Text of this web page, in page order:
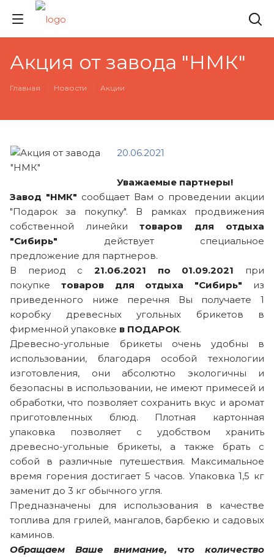
Акция от завода "НМК"
Главная Новости Акции
20.06.2021
Уважаемые партнеры!
Завод "НМК" сообщает Вам о проведении акции
"Подарок за покупку". В рамках продвижения
собственной линейки товаров для отдыха
"Сибирь" действует специальное
предложение для партнеров.
В период с 21.06.2021 по 01.09.2021 при
покупке товаров для отдыха "Сибирь" из
приведенного ниже перечня Вы получаете 1
коробку древесных угольных брикетов в
фирменной упаковке в ПОДАРОК.
Древесно-угольные брикеты очень удобны в
использовании, благодаря особой технологии
изготовления, они абсолютно экологичны и
безопасны в использовании, не имеют примесей и
обработки, что позволяет сохранить вкус и аромат
приготовленных блюд. Плотная картонная
упаковка позволяет с удобством хранить
древесно-угольные брикеты, а также брать с
собой в различные путешествия. Максимальное
время горения достигает 5 часов. Упаковка 1,5 кг
заменит до 3 кг обычного угля.
Предназначены для использования в качестве
топлива для грилей, мангалов, барбекю и садовых
каминов.
Обращаем Ваше внимание, что количество